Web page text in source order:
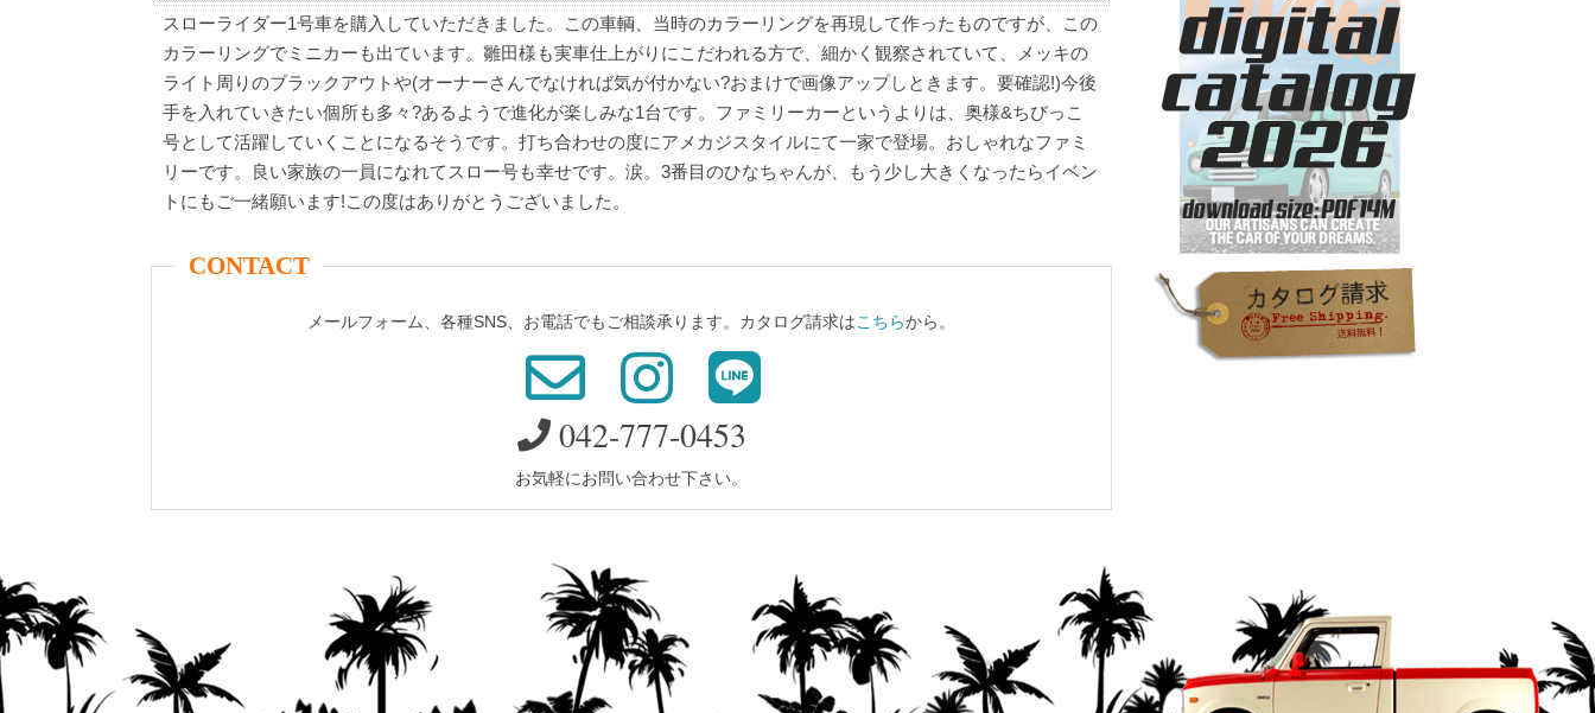
スローライダー1号車を購入していただきました。この車輌、当時のカラーリングを再現して作ったものですが、この
カラーリングでミニカーも出ています。雛田様も実車仕上がりにこだわれる方で、細かく観察されていて、メッキの
ライト周りのブラックアウトや(オーナーさんでなければ気が付かない?おまけで画像アップしときます。要確認!)今後
手を入れていきたい個所も多々?あるようで進化が楽しみな1台です。ファミリーカーというよりは、奥様&ちびっこ
号として活躍していくことになるそうです。打ち合わせの度にアメカジスタイルにて一家で登場。おしゃれなファミ
リーです。良い家族の一員になれてスロー号も幸せです。涙。3番目のひなちゃんが、もう少し大きくなったらイベン
トにもご一緒願います!この度はありがとうございました。
CONTACT
メールフォーム、各種SNS、お電話でもご相談承ります。カタログ請求はこちらから。
042-777-0453
お気軽にお問い合わせ下さい。